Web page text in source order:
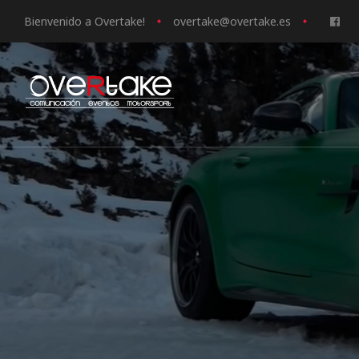
Bienvenido a Overtake! overtake@overtake.es